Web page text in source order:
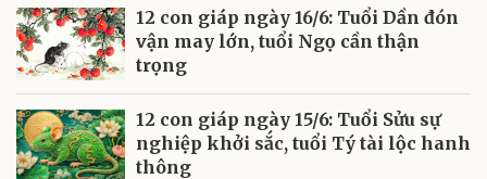
12 con giáp ngày 16/6: Tuổi Dần đón
vận may lớn, tuổi Ngọ cần thận
trọng
12 con giáp ngày 15/6: Tuổi Sửu sự
nghiệp khởi sắc, tuổi Tý tài lộc hanh
thông